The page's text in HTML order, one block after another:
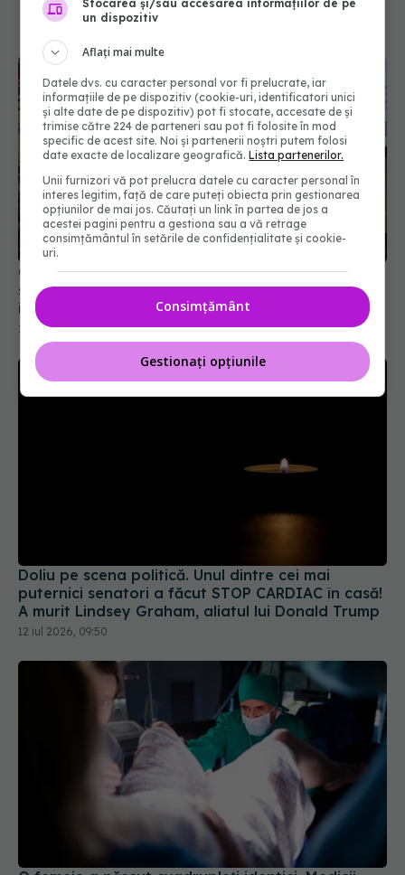
Global Forum on Nicotine 2026: Interdicțiile și
sănătatea publică: de ce rezultatele nu sunt
întotdeauna cele așteptate
26 iun 2026, 14:48
Doliu pe scena politică. Unul dintre cei mai
puternici senatori a făcut STOP CARDIAC în casă!
A murit Lindsey Graham, aliatul lui Donald Trump
12 iul 2026, 09:50
Stocarea și/sau accesarea informațiilor de pe
un dispozitiv
Aflați mai multe
Datele dvs. cu caracter personal vor fi prelucrate, iar
informațiile de pe dispozitiv (cookie-uri, identificatori unici
și alte date de pe dispozitiv) pot fi stocate, accesate de și
trimise către 224 de parteneri sau pot fi folosite în mod
specific de acest site. Noi și partenerii noștri putem folosi
date exacte de localizare geografică.Lista partenerilor.
Unii furnizori vă pot prelucra datele cu caracter personal în
interes legitim, față de care puteți obiecta prin gestionarea
opțiunilor de mai jos. Căutați un link în partea de jos a
acestei pagini pentru a gestiona sau a vă retrage
consimțământul în setările de confidențialitate și cookie-
uri.
Consimțământ
Gestionați opțiunile